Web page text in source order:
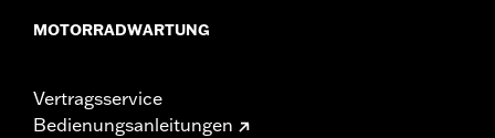
MOTORRADWARTUNG
Vertragsservice
Bedienungsanleitungen